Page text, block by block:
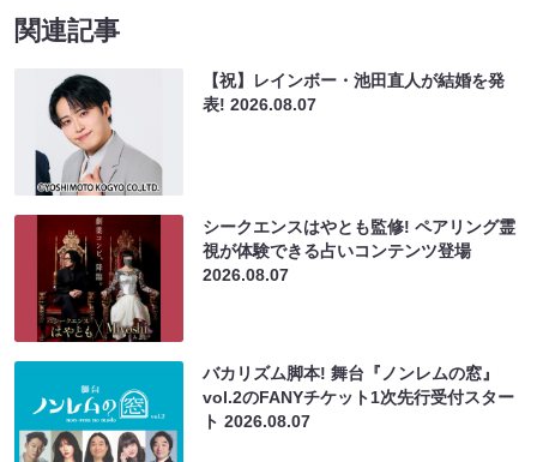
関連記事
【祝】レインボー・池田直人が結婚を発
表!2026.08.07
シークエンスはやとも監修! ペアリング霊
視が体験できる占いコンテンツ登場
2026.08.07
バカリズム脚本! 舞台『ノンレムの窓』
vol.2のFANYチケット1次先行受付スター
ト2026.08.07